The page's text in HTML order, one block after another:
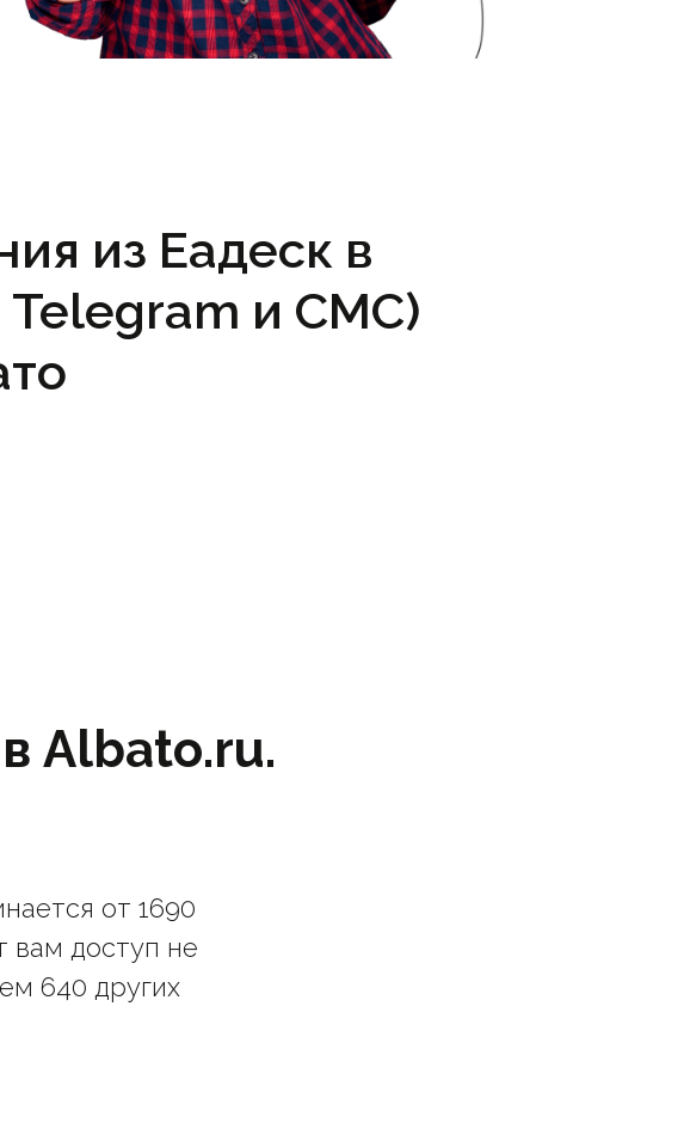
из Еадеск в
Telegram и СМС)
Albato.ru.
от 1690
вам доступ не
640 других